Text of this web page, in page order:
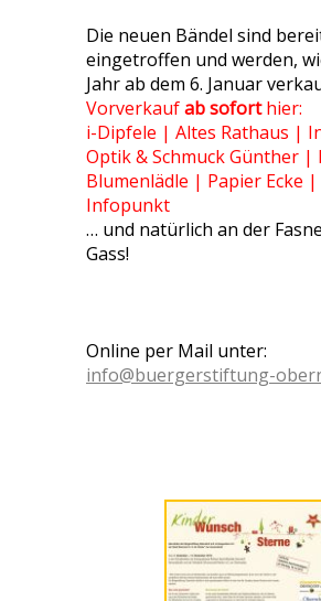
Die neuen Bändel sind
eingetroffen und werden,
Jahr ab dem 6. Januar
Vorverkaufab soforthier:
i-Dipfele | Altes Rathaus |
Optik & Schmuck Günther |
Blumenlädle | Papier Ecke |
Infopunkt
… und natürlich an der
Gass!
Online per Mail unter:
info@buergerstiftung-